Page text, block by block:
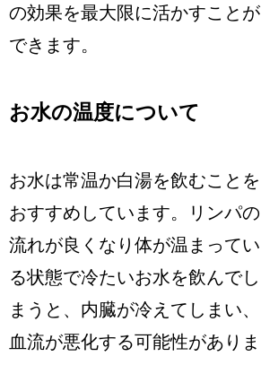
の効果を最大限に活かすことが
できます。
お水の温度について
お水は常温か白湯を飲むことを
おすすめしています。リンパの
流れが良くなり体が温まってい
る状態で冷たいお水を飲んでし
まうと、内臓が冷えてしまい、
血流が悪化する可能性がありま